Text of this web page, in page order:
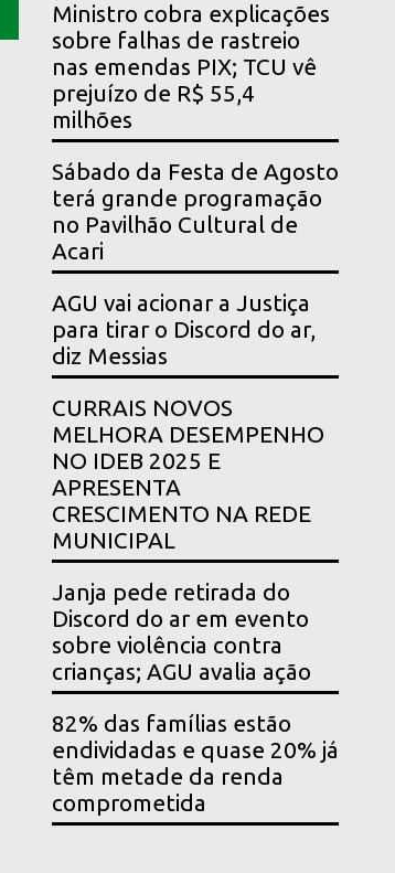
Ministro cobra explicações
sobre falhas de rastreio
nas emendas PIX; TCU vê
prejuízo de R$ 55,4
milhões
Sábado da Festa de Agosto
terá grande programação
no Pavilhão Cultural de
Acari
AGU vai acionar a Justiça
para tirar o Discord do ar,
diz Messias
CURRAIS NOVOS
MELHORA DESEMPENHO
NO IDEB 2025 E
APRESENTA
CRESCIMENTO NA REDE
MUNICIPAL
Janja pede retirada do
Discord do ar em evento
sobre violência contra
crianças; AGU avalia ação
82% das famílias estão
endividadas e quase 20% já
têm metade da renda
comprometida